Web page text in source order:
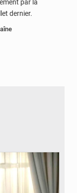
par la
dernier.